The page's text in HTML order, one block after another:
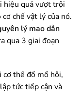
hiệu quả vượt trội
chế vật lý của nó.
lý mao dẫn
qua 3 giai đoạn
cơ thể đổ mồ hôi,
tức tiếp cận và